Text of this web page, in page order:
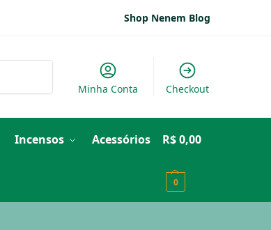
Shop Nenem Blog
Minha Conta Checkout
Incensos Acessórios R$0,00
0